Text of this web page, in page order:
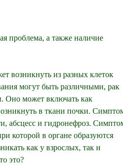
проблема, а также наличие
возникнуть из разных клеток
могут быть различными, рак
Оно может включать как
в ткани почки.
абсцесс и гидронефроз.
которой в органе образуются
как у взрослых, так и
это?